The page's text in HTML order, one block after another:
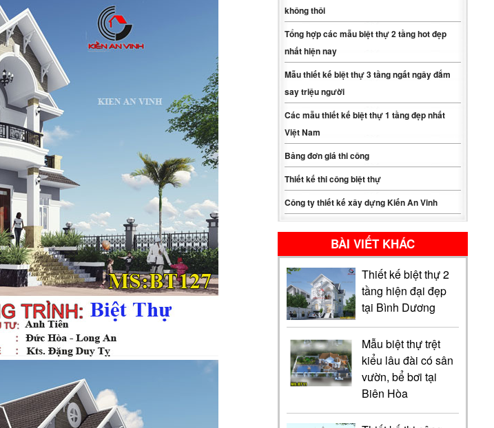
không thôi
Tổng hợp các mẫu biệt thự 2 tầng hot đẹp
nhất hiện nay
Mẫu thiết kế biệt thự 3 tầng ngất ngây đắm
say triệu người
Các mẫu thiết kế biệt thự 1 tầng đẹp nhất
Việt Nam
Bảng đơn giá thi công
Thiết kế thi công biệt thự
Công ty thiết kế xây dựng Kiến An Vinh
BÀI VIẾT KHÁC
Thiết kế biệt thự 2
tầng hiện đại đẹp
tại Bình Dương
Mẫu biệt thự trệt
kiểu lâu đài có sân
vườn, bể bơi tại
Biên Hòa